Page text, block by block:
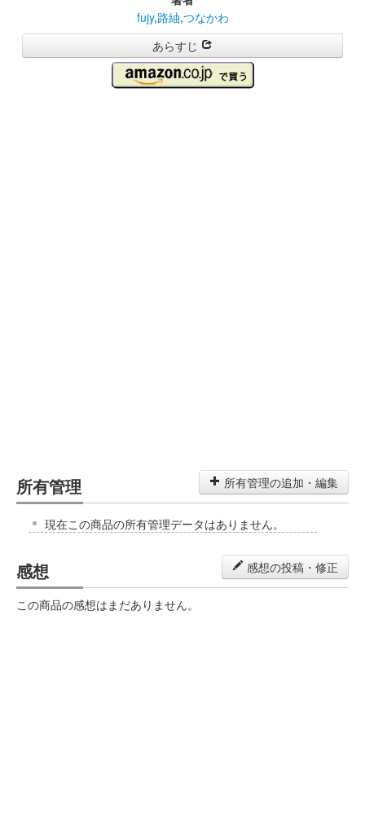
fujy,路紬,つなかわ
あらすじ
所有管理 所有管理の追加・編集
現在この商品の所有管理データはありません。
感想 感想の投稿・修正
この商品の感想はまだありません。